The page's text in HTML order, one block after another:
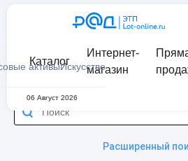
активыИскусство
Каталог
Интернет-
магазин
06 Август 2026
Расширенный